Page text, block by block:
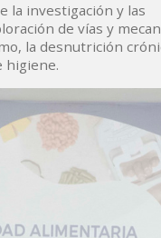
la investigación y las
de vías y
la desnutrición
higiene.